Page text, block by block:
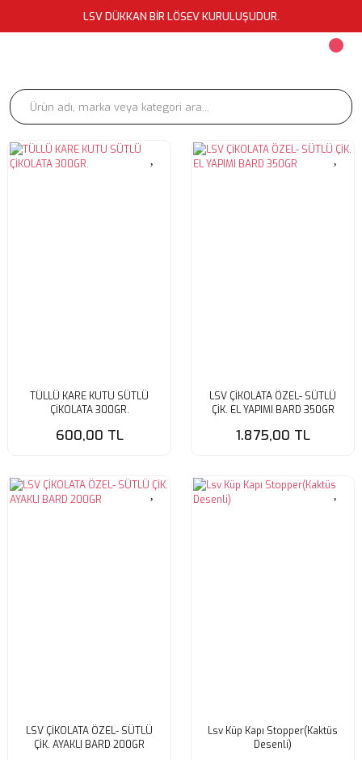
LSV DÜKKAN BİR LÖSEV KURULUŞUDUR.
TÜLLÜ KARE KUTU SÜTLÜ
ÇİKOLATA 300GR.
600,00 TL
LSV ÇİKOLATA ÖZEL- SÜTLÜ
ÇİK. EL YAPIMI BARD 350GR
1.875,00 TL
LSV ÇİKOLATA ÖZEL- SÜTLÜ
ÇİK. AYAKLI BARD 200GR
Lsv Küp Kapı Stopper(Kaktüs
Desenli)